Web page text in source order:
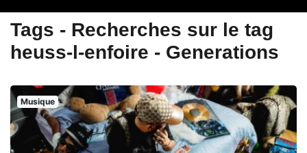
Tags - Recherches sur le tag
heuss-l-enfoire - Generations
Musique